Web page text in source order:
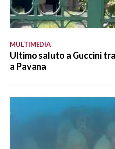
MULTIMEDIA
Ultimo saluto a Guccini
a Pavana